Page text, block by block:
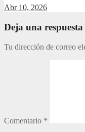
Abr 10, 2026
Deja una respuesta
Tu dirección de correo
Comentario *